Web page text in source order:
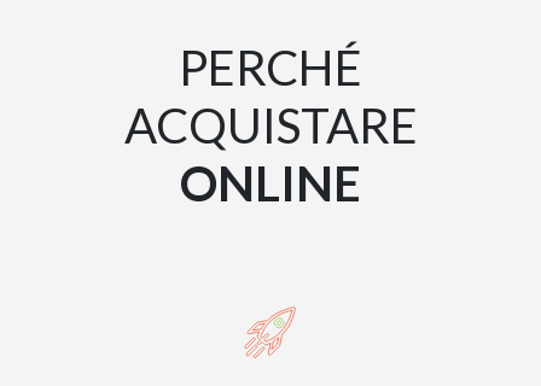
PERCHÉ
ACQUISTARE
ONLINE